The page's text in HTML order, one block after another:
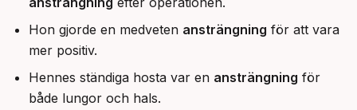
Hon gjorde en medveten ansträngning för att vara
mer positiv.
Hennes ständiga hosta var en ansträngning för
både lungor och hals.